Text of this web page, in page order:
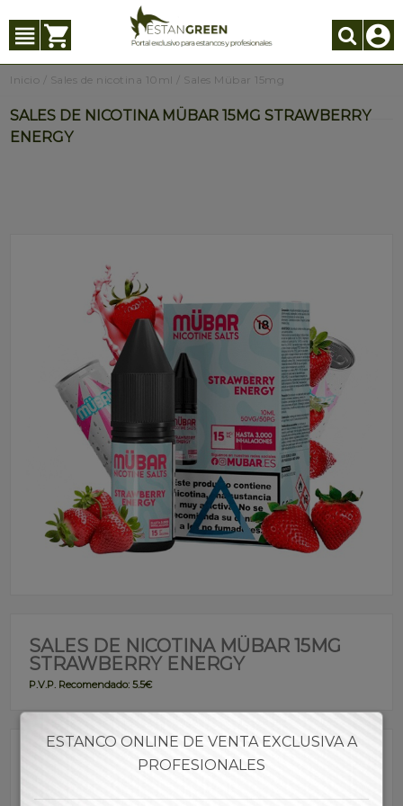
Inicio Sales de nicotina 10ml Sales Mübar 15mg
SALES DE NICOTINA MÜBAR 15MG STRAWBERRY
ENERGY
SALES DE NICOTINA MÜBAR 15MG
STRAWBERRY ENERGY
P.V.P. Recomendado: 5.5€
SAMÜB00027
ESTANCO ONLINE DE VENTA EXCLUSIVA A
PROFESIONALES